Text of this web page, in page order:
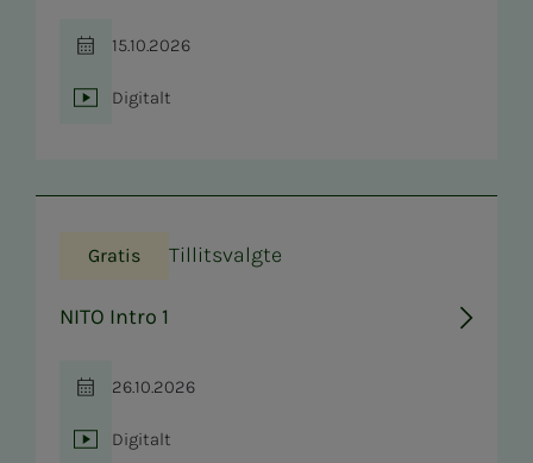
Tid
15.10.2026
Sted
Digitalt
Gratis Tillitsvalgte
NITO Intro 1
Tid
26.10.2026
Sted
Digitalt